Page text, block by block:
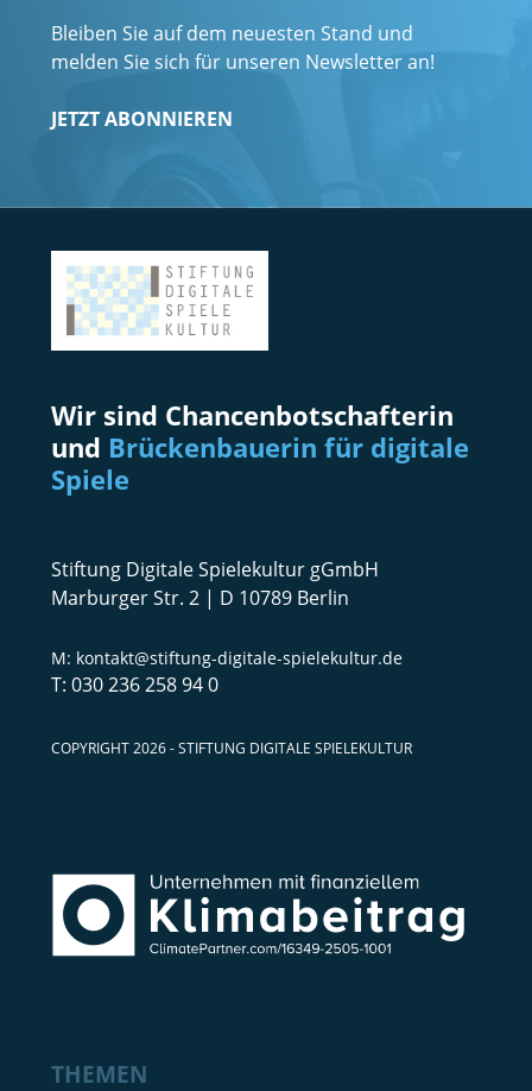
Bleiben Sie auf dem neuesten Stand und
melden Sie sich für unseren Newsletter an!
JETZT ABONNIEREN
Wir sind Chancenbotschafterin
und Brückenbauerin für digitale
Spiele
Stiftung Digitale Spielekultur gGmbH
Marburger Str. 2 | D 10789 Berlin
kontakt@stiftung-digitale-spielekultur.de
030 236 258 94 0
COPYRIGHT 2026 - STIFTUNG DIGITALE SPIELEKULTUR
THEMEN